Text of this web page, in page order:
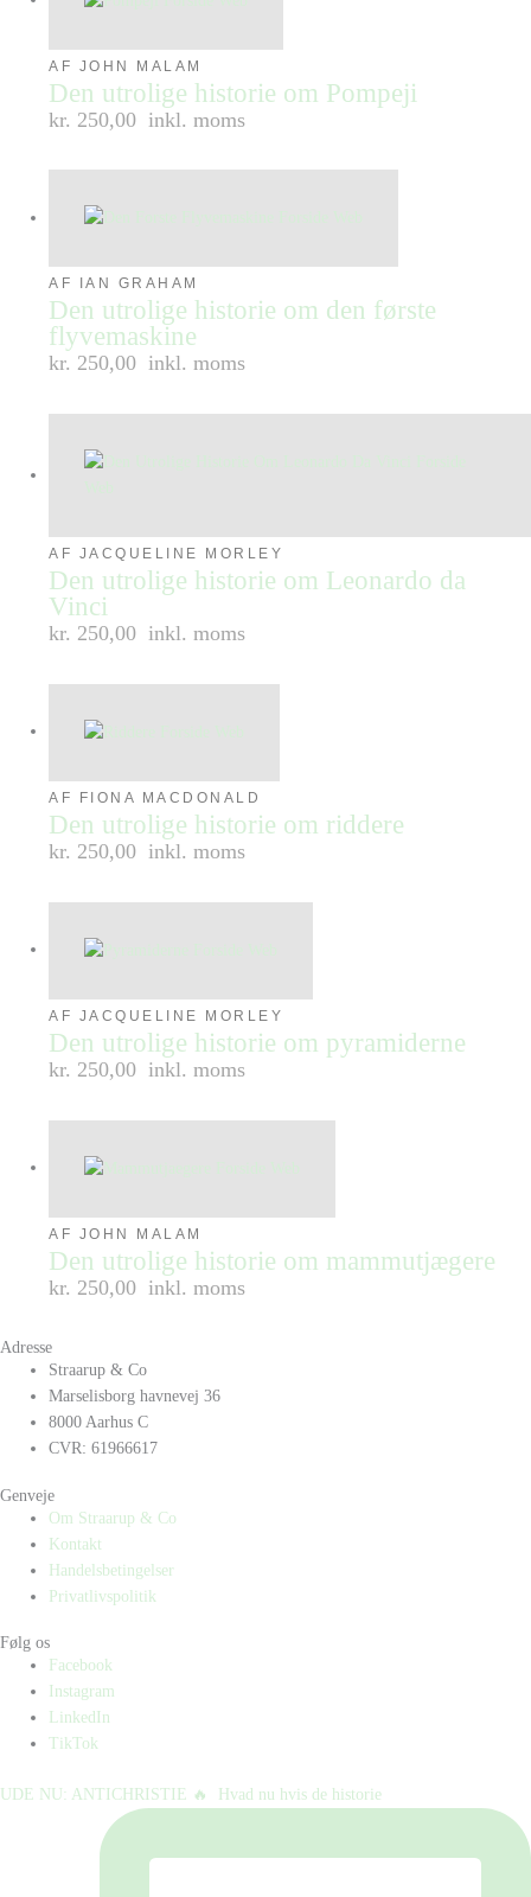
AF JOHN MALAM
Den utrolige historie om Pompeji
kr. 250,00 inkl. moms
AF IAN GRAHAM
Den utrolige historie om den første
flyvemaskine
kr. 250,00 inkl. moms
AF JACQUELINE MORLEY
Den utrolige historie om Leonardo da
Vinci
kr. 250,00 inkl. moms
AF FIONA MACDONALD
Den utrolige historie om riddere
kr. 250,00 inkl. moms
AF JACQUELINE MORLEY
Den utrolige historie om pyramiderne
kr. 250,00 inkl. moms
AF JOHN MALAM
Den utrolige historie om mammutjægere
kr. 250,00 inkl. moms
Adresse
Straarup & Co
Marselisborg havnevej 36
8000 Aarhus C
CVR: 61966617
Genveje
Om Straarup & Co
Kontakt
Handelsbetingelser
Privatlivspolitik
Følg os
Facebook
Instagram
LinkedIn
TikTok
UDE NU: ANTICHRISTIE 🔥⁠ ⁠ Hvad nu hvis de historie